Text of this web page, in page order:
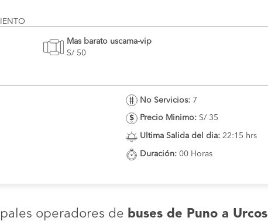
Mas barato uscama-vip
S/ 50
No Servicios: 7
Precio Minimo: S/ 35
Ultima Salida del dia: 22:15 hrs
Duración: 00 Horas
operadores de buses de Puno a Urcos